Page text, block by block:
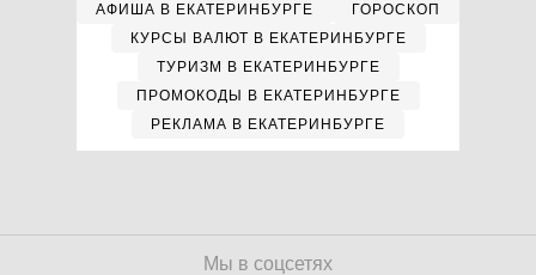
АФИША В ЕКАТЕРИНБУРГЕ
ГОРОСКОП
КУРСЫ ВАЛЮТ В ЕКАТЕРИНБУРГЕ
ТУРИЗМ В ЕКАТЕРИНБУРГЕ
ПРОМОКОДЫ В ЕКАТЕРИНБУРГЕ
РЕКЛАМА В ЕКАТЕРИНБУРГЕ
Мы в соцсетях